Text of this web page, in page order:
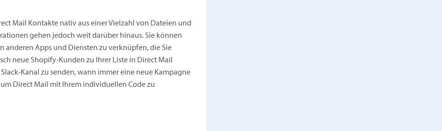
Mail Kontakte nativ aus einer Vielzahl von Dateien und
gehen jedoch weit darüber hinaus. Sie können
anderen Apps und Diensten zu verknüpfen, die Sie
neue Shopify-Kunden zu Ihrer Liste in Direct Mail
Kanal zu senden, wann immer eine neue Kampagne
Direct Mail mit Ihrem individuellen Code zu